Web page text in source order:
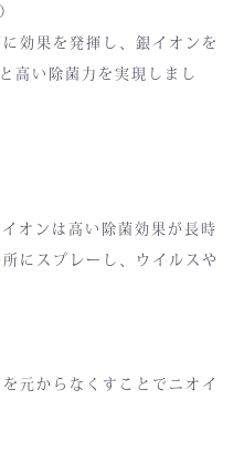
効果を発揮し、銀イオンを
高い除菌力を実現しまし
オンは高い除菌効果が長時
にスプレーし、ウイルスや
元からなくすことでニオイ